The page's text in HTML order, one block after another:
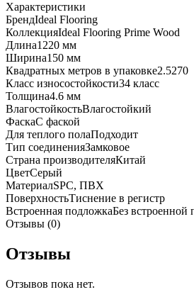
Характеристики
БрендIdeal Flooring
КоллекцияIdeal Flooring Prime Wood
Длина1220 мм
Ширина150 мм
Квадратных метров в упаковке2.5270
Класс износостойкости34 класс
Толщина4.6 мм
ВлагостойкостьВлагостойкий
ФаскаС фаской
Для теплого полаПодходит
Тип соединенияЗамковое
Страна производителяКитай
ЦветСерый
МатериалSPC, ПВХ
ПоверхностьТиснение в регистр
Встроенная подложкаБез встроенной
Отзывы (0)
Отзывы
Отзывов пока нет.